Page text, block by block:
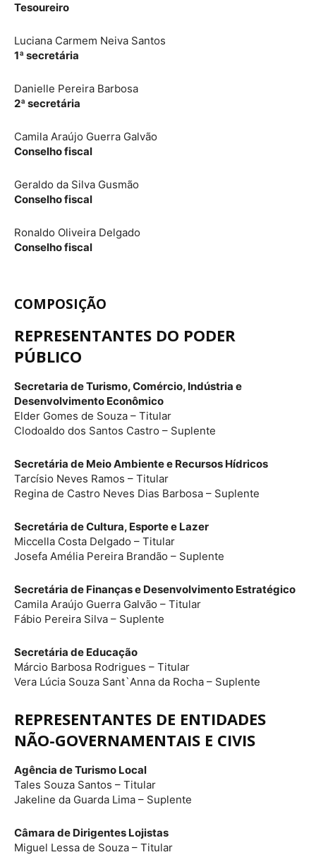
Tesoureiro
Luciana Carmem Neiva Santos
1ª secretária
Danielle Pereira Barbosa
2ª secretária
Camila Araújo Guerra Galvão
Conselho fiscal
Geraldo da Silva Gusmão
Conselho fiscal
Ronaldo Oliveira Delgado
Conselho fiscal
COMPOSIÇÃO
REPRESENTANTES DO PODER
PÚBLICO
Secretaria de Turismo, Comércio, Indústria e
Desenvolvimento Econômico
Elder Gomes de Souza – Titular
Clodoaldo dos Santos Castro – Suplente
Secretária de Meio Ambiente e Recursos Hídricos
Tarcísio Neves Ramos – Titular
Regina de Castro Neves Dias Barbosa – Suplente
Secretária de Cultura, Esporte e Lazer
Miccella Costa Delgado – Titular
Josefa Amélia Pereira Brandão – Suplente
Secretária de Finanças e Desenvolvimento Estratégico
Camila Araújo Guerra Galvão – Titular
Fábio Pereira Silva – Suplente
Secretária de Educação
Márcio Barbosa Rodrigues – Titular
Vera Lúcia Souza Sant`Anna da Rocha – Suplente
REPRESENTANTES DE ENTIDADES
NÃO-GOVERNAMENTAIS E CIVIS
Agência de Turismo Local
Tales Souza Santos – Titular
Jakeline da Guarda Lima – Suplente
Câmara de Dirigentes Lojistas
Miguel Lessa de Souza – Titular